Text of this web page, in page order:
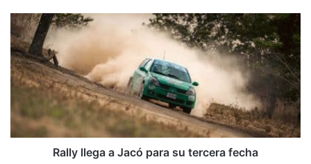
Rally
llega
a
Jacó
para
fecha
Rally llega a Jacó para su tercera fecha